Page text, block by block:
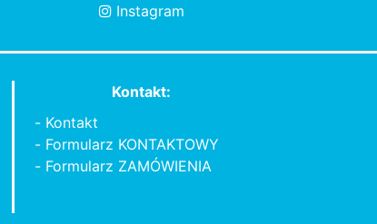
Instagram
Kontakt:
Kontakt
Formularz KONTAKTOWY
Formularz ZAMÓWIENIA